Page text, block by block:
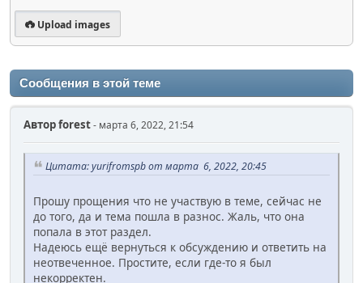
Upload images
Сообщения в этой теме
Авторforest- марта 6, 2022, 21:54
Цитата: yurifromspb от марта 6, 2022, 20:45
Прошу прощения что не участвую в теме, сейчас не
до того, да и тема пошла в разнос. Жаль, что она
попала в этот раздел.
Надеюсь ещё вернуться к обсуждению и ответить на
неотвеченное. Простите, если где-то я был
некорректен.